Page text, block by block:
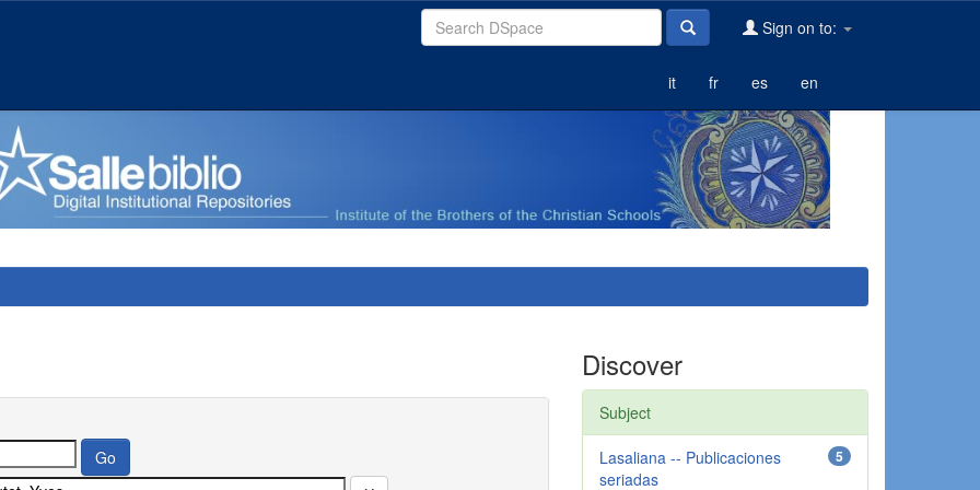
Sign on to:
it fr es en
Discover
Subject
5
Lasaliana -- Publicaciones
seriadas